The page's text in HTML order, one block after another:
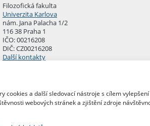
cookies a další sledovací nástroje s cílem vylepšení
webových stránek a zjištění zdroje
Filozofická fakulta
Univerzita Karlova
nám. Jana Palacha 1/2
116 38 Praha 1
IČO: 00216208
DIČ: CZ00216208
Další kontakty